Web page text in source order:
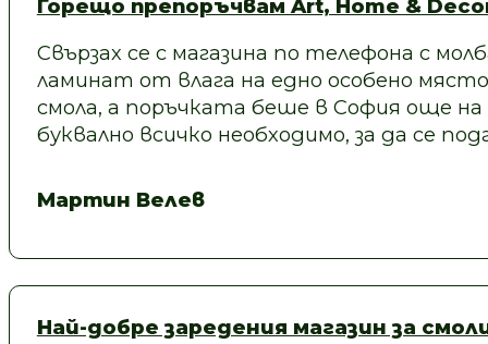
Горещо препоръчвам Art, Home &
Свързах се с магазина по телефона с
ламинат от влага на едно особено
смола, а поръчката беше в София още
буквално всичко необходимо, за да се
Мартин Велев
Най-добре заредения магазин за